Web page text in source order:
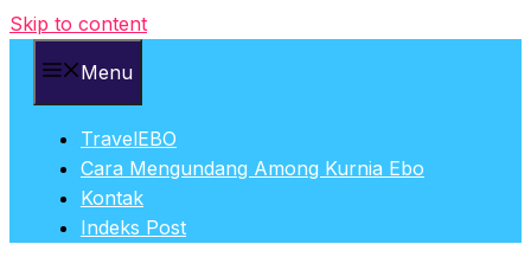
Skip to content
Menu
TravelEBO
Cara Mengundang Among Kurnia Ebo
Kontak
Indeks Post